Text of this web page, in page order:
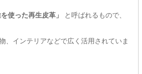
使った再生皮革」 と呼ばれるもので、
、インテリアなどで広く活用されていま